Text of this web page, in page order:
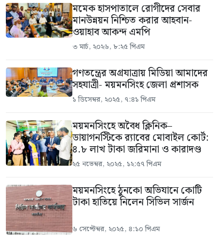
মমেক হাসপাতালে রোগীদের সেবার
মানউন্নয়ন নিশ্চিত করার আহবান-
ওয়াহাব আকন্দ এমপি
৩ মার্চ, ২০২৬, ৮:২৫ পিএম
গণতন্ত্রের অগ্রযাত্রায় মিডিয়া আমাদের
সহযাত্রী- ময়মনসিংহ জেলা প্রশাসক
১ ডিসেম্বর, ২০২৫, ৭:৪১ পিএম
ময়মনসিংহে অবৈধ ক্লিনিক–
ডায়াগনস্টিকে র‍্যাবের মোবাইল কোর্ট:
৪.৮ লাখ টাকা জরিমানা ও কারাদণ্ড
২৫ নভেম্বর, ২০২৫, ১২:৫৭ পিএম
ময়মনসিংহে ঠুনকো অভিযানে কোটি
টাকা হাতিয়ে নিলেন সিভিল সার্জন
৬ সেপ্টেম্বর, ২০২৫, ৪:১০ পিএম